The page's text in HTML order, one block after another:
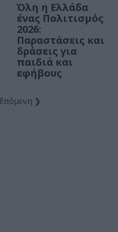
Όλη η Ελλάδα
ένας Πολιτισμός
2026:
Παραστάσεις και
δράσεις για
παιδιά και
εφήβους
Επόμενη ❯